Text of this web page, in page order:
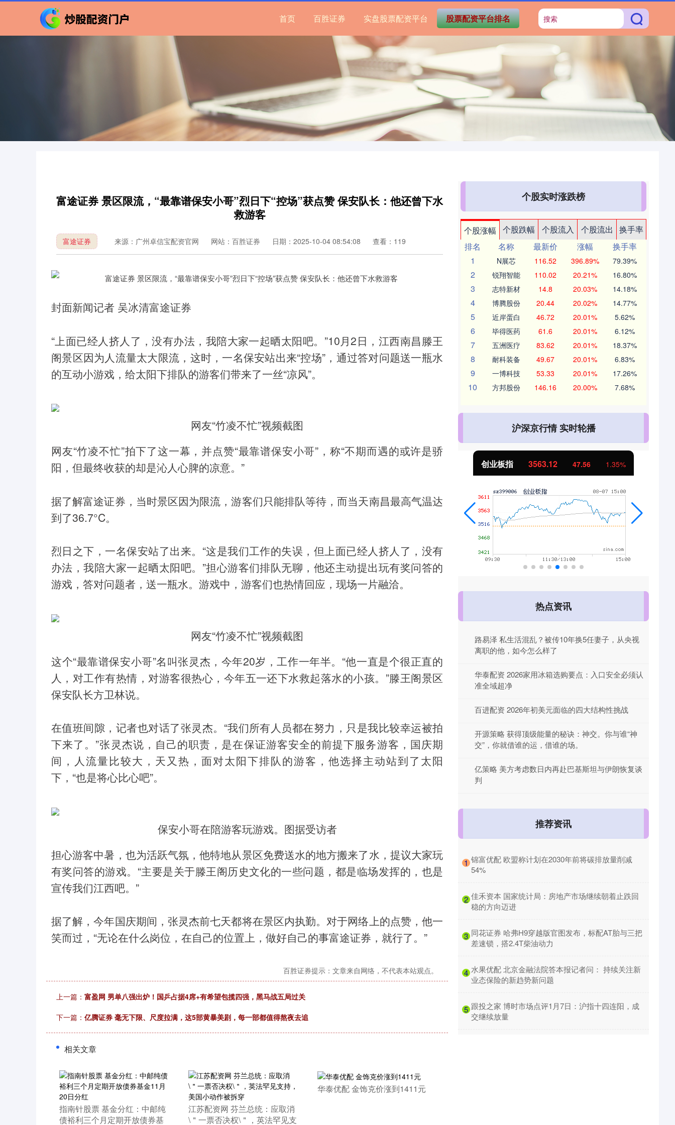
首页 百胜证券 实盘股票配资平台 股票配资平台排名
富途证券 景区限流，“最靠谱保安小哥”烈日下“控场”获点赞 保安队长：他还曾下水
救游客
富途证券 来源：广州卓信宝配资官网 网站：百胜证券 日期：2025-10-04 08:54:08 查看：119
封面新闻记者 吴冰清富途证券
“上面已经人挤人了，没有办法，我陪大家一起晒太阳吧。”10月2日，江西南昌滕王
阁景区因为人流量太大限流，这时，一名保安站出来“控场”，通过答对问题送一瓶水
的互动小游戏，给太阳下排队的游客们带来了一丝“凉风”。
网友“竹凌不忙”视频截图
网友“竹凌不忙”拍下了这一幕，并点赞“最靠谱保安小哥”，称“不期而遇的或许是骄
阳，但最终收获的却是沁人心脾的凉意。”
据了解富途证券，当时景区因为限流，游客们只能排队等待，而当天南昌最高气温达
到了36.7°C。
烈日之下，一名保安站了出来。“这是我们工作的失误，但上面已经人挤人了，没有
办法，我陪大家一起晒太阳吧。”担心游客们排队无聊，他还主动提出玩有奖问答的
游戏，答对问题者，送一瓶水。游戏中，游客们也热情回应，现场一片融洽。
网友“竹凌不忙”视频截图
这个“最靠谱保安小哥”名叫张灵杰，今年20岁，工作一年半。“他一直是个很正直的
人，对工作有热情，对游客很热心，今年五一还下水救起落水的小孩。”滕王阁景区
保安队长方卫林说。
在值班间隙，记者也对话了张灵杰。“我们所有人员都在努力，只是我比较幸运被拍
下来了。”张灵杰说，自己的职责，是在保证游客安全的前提下服务游客，国庆期
间，人流量比较大，天又热，面对太阳下排队的游客，他选择主动站到了太阳
下，“也是将心比心吧”。
保安小哥在陪游客玩游戏。图据受访者
担心游客中暑，也为活跃气氛，他特地从景区免费送水的地方搬来了水，提议大家玩
有奖问答的游戏。“主要是关于滕王阁历史文化的一些问题，都是临场发挥的，也是
宣传我们江西吧。”
据了解，今年国庆期间，张灵杰前七天都将在景区内执勤。对于网络上的点赞，他一
笑而过，“无论在什么岗位，在自己的位置上，做好自己的事富途证券，就行了。”
百胜证券提示：文章来自网络，不代表本站观点。
上一篇： 富盈网 男单八强出炉！国乒占据4席+有希望包揽四强，黑马战五局过关
下一篇： 亿腾证券 毫无下限、尺度拉满，这5部黄暴美剧，每一部都值得熬夜去追
相关文章
​指南针股票 基金分红：中邮纯
债裕利三个月定期开放债券基
​江苏配资网 芬兰总统：应取消
\＂一票否决权\＂，英法罕见支
​华泰优配 金饰克价涨到1411元
个股实时涨跌榜
个股涨幅 个股跌幅 个股流入 个股流出
换手率
排名
名称 最新价 涨幅
换手率
1
N展芯 116.52 396.89% 79.39%
2 锐翔智能 110.02 20.21% 16.80%
3 志特新材 14.8 20.03% 14.18%
4 博腾股份 20.44 20.02% 14.77%
5 近岸蛋白 46.72 20.01% 5.62%
6 毕得医药 61.6 20.01% 6.12%
7 五洲医疗 83.62 20.01% 18.37%
8 耐科装备 49.67 20.01% 6.83%
9 一博科技 53.33 20.01% 17.26%
10 方邦股份 146.16 20.00% 7.68%
沪深京行情 实时轮播
1.42% 沪深300 4694.44 43.13 0.93% 创业板指 3563.12 47.56 1.35%
热点资讯
路易泽 私生活混乱？被传10年换5任妻子，从央视
离职的他，如今怎么样了
华泰配资 2026家用冰箱选购要点：入口安全必须认
准全域超净
百进配资 2026年初美元面临的四大结构性挑战
开源策略 获得顶级能量的秘诀：神交。你与谁“神
交”，你就借谁的运，借谁的场。
亿策略 美方考虑数日内再赴巴基斯坦与伊朗恢复谈
判
推荐资讯
1 ​锦富优配 欧盟称计划在2030年前将碳排放量削减
54%
2 ​佳禾资本 国家统计局：房地产市场继续朝着止跌回
稳的方向迈进
3 ​同花证券 哈弗H9穿越版官图发布，标配AT胎与三把
差速锁，搭2.4T柴油动力
4 ​水果优配 北京金融法院答本报记者问： 持续关注新
业态保险的新趋势新问题
5 ​跟投之家 博时市场点评1月7日：沪指十四连阳，成
交继续放量